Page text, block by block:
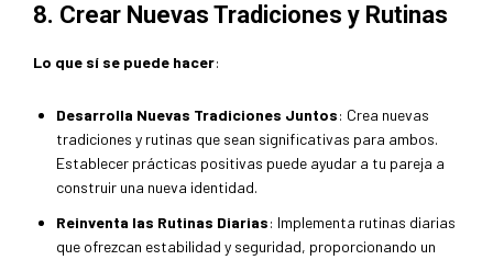
8. Crear Nuevas Tradiciones y Rutinas
Lo que sí se puede hacer:
Desarrolla Nuevas Tradiciones Juntos: Crea nuevas
tradiciones y rutinas que sean significativas para ambos.
Establecer prácticas positivas puede ayudar a tu pareja a
construir una nueva identidad.
Reinventa las Rutinas Diarias: Implementa rutinas diarias
que ofrezcan estabilidad y seguridad, proporcionando un